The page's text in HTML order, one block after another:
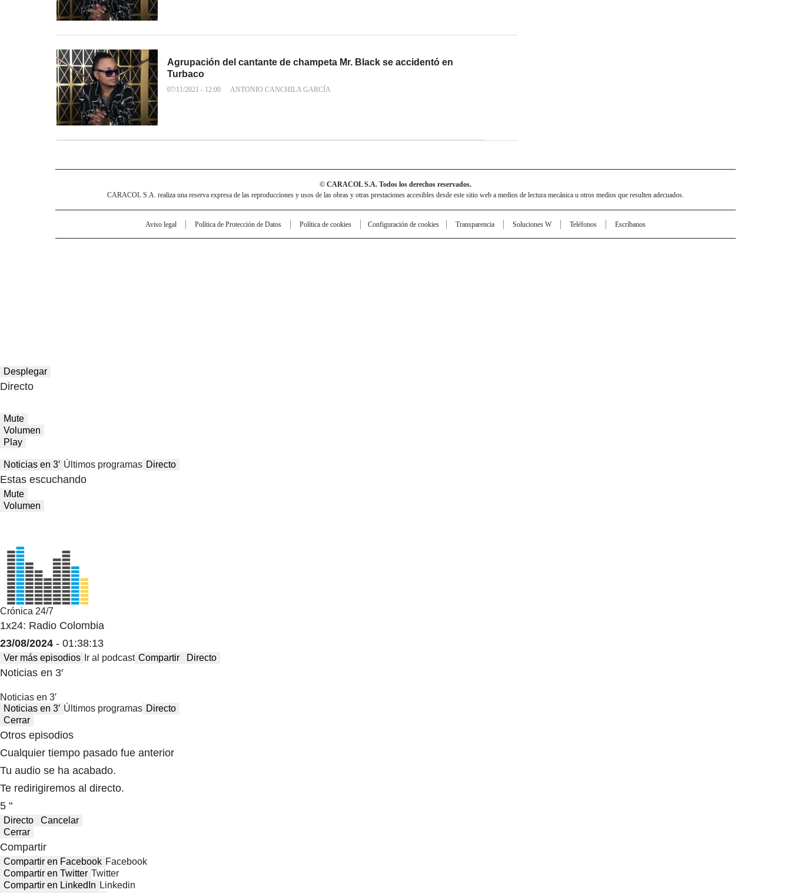
Agrupación del cantante de champeta Mr. Black se accidentó en
Turbaco
07/11/2021 - 12:00 ANTONIO CANCHILA GARCÍA
© CARACOL S.A. Todos los derechos reservados.
CARACOL S.A. realiza una reserva expresa de las reproducciones y usos de las obras y otras prestaciones accesibles desde este sitio web a medios de lectura mecánica u otros medios que resulten adecuados.
Aviso legal Política de Protección de Datos Política de cookies Configuración de cookies Transparencia Soluciones W Teléfonos Escríbanos
Desplegar
Directo
Mute
Volumen
Play
Noticias en 3′ Últimos programas Directo
Estas escuchando
Mute
Volumen
Crónica 24/7
1x24: Radio Colombia
23/08/2024 - 01:38:13
Ver más episodios Ir al podcast Compartir Directo
Noticias en 3′
Noticias en 3′
Noticias en 3′ Últimos programas Directo
Cerrar
Otros episodios
Cualquier tiempo pasado fue anterior
Tu audio se ha acabado.
Te redirigiremos al directo.
5 "
Directo
Cancelar
Cerrar
Compartir
Compartir en Facebook Facebook
Compartir en Twitter Twitter
Compartir en LinkedIn Linkedin